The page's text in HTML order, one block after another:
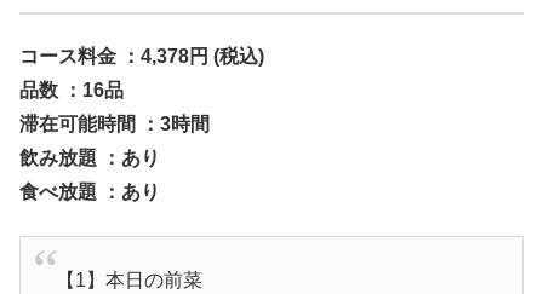
コース料金 ：4,378円 (税込)
品数 ：16品
滞在可能時間 ：3時間
飲み放題 ：あり
食べ放題 ：あり
【1】本日の前菜